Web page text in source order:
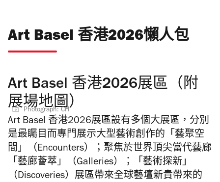
Art Basel 香港2026懶人包
Art Basel 香港2026展區（附
展場地圖）
Photograph: CH
Art Basel 香港2026展區設有多個大展區，分別
是最矚目而專門展示大型藝術創作的「藝聚空
間」（Encounters）；聚焦於世界頂尖當代藝廊
「藝廊薈萃」（Galleries）；「藝術探新」
（Discoveries）展區帶來全球藝壇新貴帶來的